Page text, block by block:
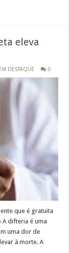
eleva
DESTAQUE 0
que é gratuita
A difteria é uma
uma dor de
à morte. A